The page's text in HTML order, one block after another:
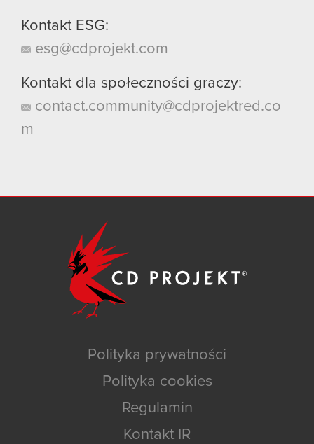
Kontakt ESG:
esg@cdprojekt.com
Kontakt dla społeczności graczy:
contact.community@cdprojektred.co
m
Polityka prywatności
Polityka cookies
Regulamin
Kontakt IR